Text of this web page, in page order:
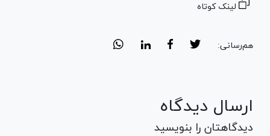
لینک کوتاه
هم‌رسانی:
ارسال دیدگاه
دیدگاهتان را بنویسید